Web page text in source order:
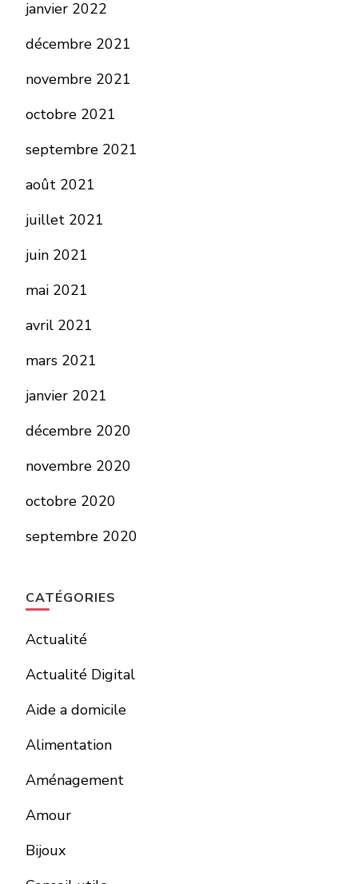
janvier 2022
décembre 2021
novembre 2021
octobre 2021
septembre 2021
août 2021
juillet 2021
juin 2021
mai 2021
avril 2021
mars 2021
janvier 2021
décembre 2020
novembre 2020
octobre 2020
septembre 2020
CATÉGORIES
Actualité
Actualité Digital
Aide a domicile
Alimentation
Aménagement
Amour
Bijoux